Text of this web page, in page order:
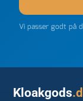
Vi passer godt på
Kloakgods